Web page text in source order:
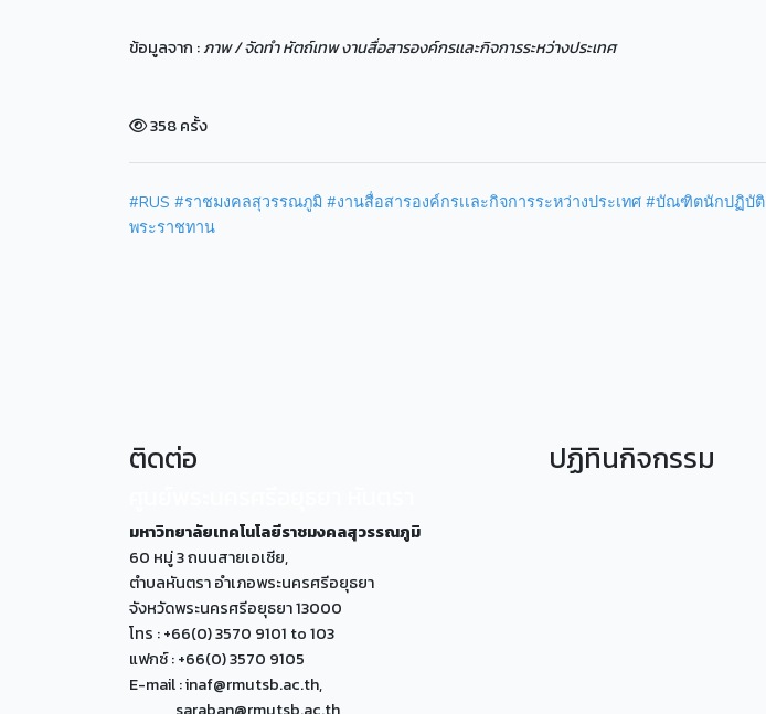
ข้อมูลจาก :ภาพ / จัดทำ หัตถ์เทพ งานสื่อสารองค์กรเเละกิจการระหว่างประเทศ
358 ครั้ง
#RUS #ราชมงคลสุวรรณภูมิ #งานสื่อสารองค์กรเเละกิจการระหว่างประเทศ #บัณฑิตนักปฏิบัติ
พระราชทาน
ติดต่อ
มหาวิทยาลัยเทคโนโลยีราชมงคลสุวรรณภูมิ
60 หมู่ 3 ถนนสายเอเซีย,
ตำบลหันตรา อำเภอพระนครศรีอยุธยา
จังหวัดพระนครศรีอยุธยา 13000
โทร : +66(0) 3570 9101 to 103
แฟกซ์ : +66(0) 3570 9105
E-mail : inaf@rmutsb.ac.th,
ปฏิทินกิจกรรม